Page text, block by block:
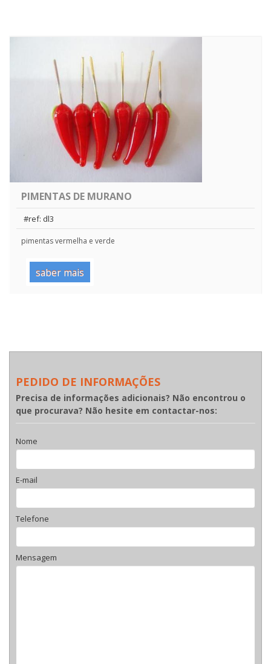
PIMENTAS DE MURANO
#ref: dl3
pimentas vermelha e verde
saber mais
PEDIDO DE INFORMAÇÕES
Precisa de informações adicionais? Não encontrou o
que procurava? Não hesite em contactar-nos:
Nome
E-mail
Telefone
Mensagem